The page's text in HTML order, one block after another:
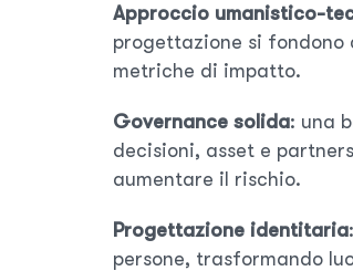
Approccio umanistico-
progettazione si
metriche di impatto.
Governance solida: una
decisioni, asset e
aumentare il rischio.
Progettazione identitaria
persone, trasformando